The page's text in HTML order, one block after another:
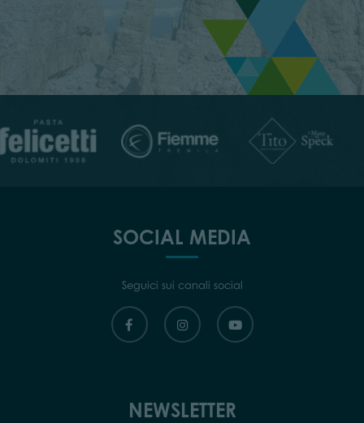
SOCIAL MEDIA
Seguici sui canali social
NEWSLETTER